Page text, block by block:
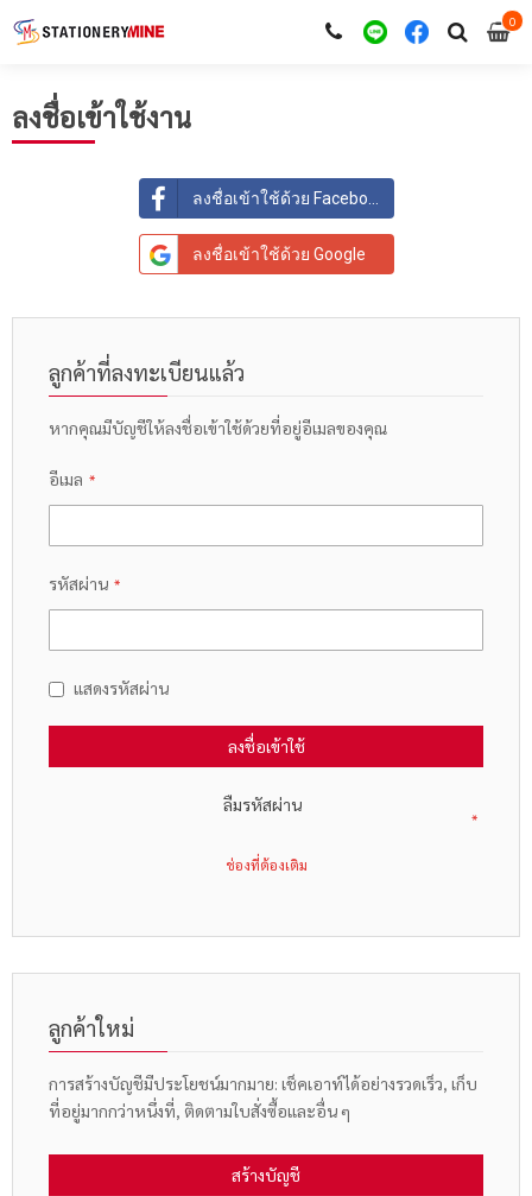
00
ลงชื่อเข้าใช้งาน
ลงชื่อเข้าใช้ด้วย Facebook
ลงชื่อเข้าใช้ด้วย Google
ลูกค้าที่ลงทะเบียนแล้ว
หากคุณมีบัญชีให้ลงชื่อเข้าใช้ด้วยที่อยู่อีเมลของคุณ
อีเมล
รหัสผ่าน
แสดงรหัสผ่าน
ลงชื่อเข้าใช้
ลืมรหัสผ่าน
ลูกค้าใหม่
การสร้างบัญชีมีประโยชน์มากมาย: เช็คเอาท์ได้อย่างรวดเร็ว, เก็บ
ที่อยู่มากกว่าหนึ่งที่, ติดตามใบสั่งซื้อและอื่น ๆ
สร้างบัญชี